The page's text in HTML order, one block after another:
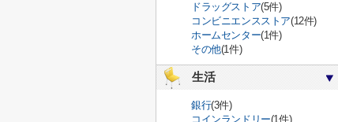
ドラッグストア(5件)
コンビニエンスストア(12件)
ホームセンター(1件)
その他(1件)
生活
銀行(3件)
コインランドリー(1件)